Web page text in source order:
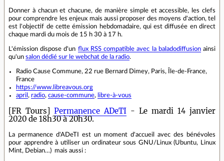
Donner à chacun et chacune, de manière simple et accessible, les clefs
pour comprendre les enjeux mais aussi proposer des moyens d'action, tel
est l'objectif de cette émission hebdomadaire, qui est diffusée en direct
chaque mardi du mois de 15 h 30 à 17 h.
L'émission dispose d'un flux RSS compatible avec la baladodiffusionainsi
qu'un salon dédié sur le webchat de la radio.
Radio Cause Commune, 22 rue Bernard Dimey, Paris, Île-de-France,
France
https://www.libreavous.org
april , radio, cause-commune, libre-à-vous
[FR Tours] Permanence ADeTI - Le mardi 14 janvier
2020 de 18h30 à 20h30.
La permanence d'ADeTI est un moment d'accueil avec des bénévoles
pour apprendre à utiliser un ordinateur sous GNU/Linux (Ubuntu, Linux
Mint, Debian…) mais aussi :